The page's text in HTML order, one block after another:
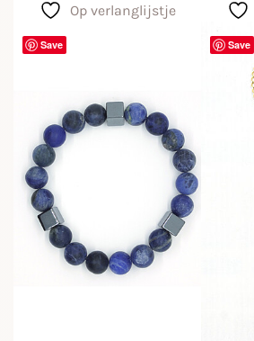
Op verlanglijstje
Save Save